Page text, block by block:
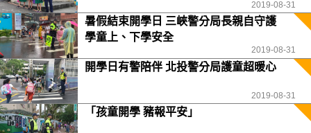
2019-08-31
暑假結束開學日 三峽警分局長親自守護
學童上、下學安全
2019-08-31
開學日有警陪伴 北投警分局護童超暖心
2019-08-31
「孩童開學 豬報平安」